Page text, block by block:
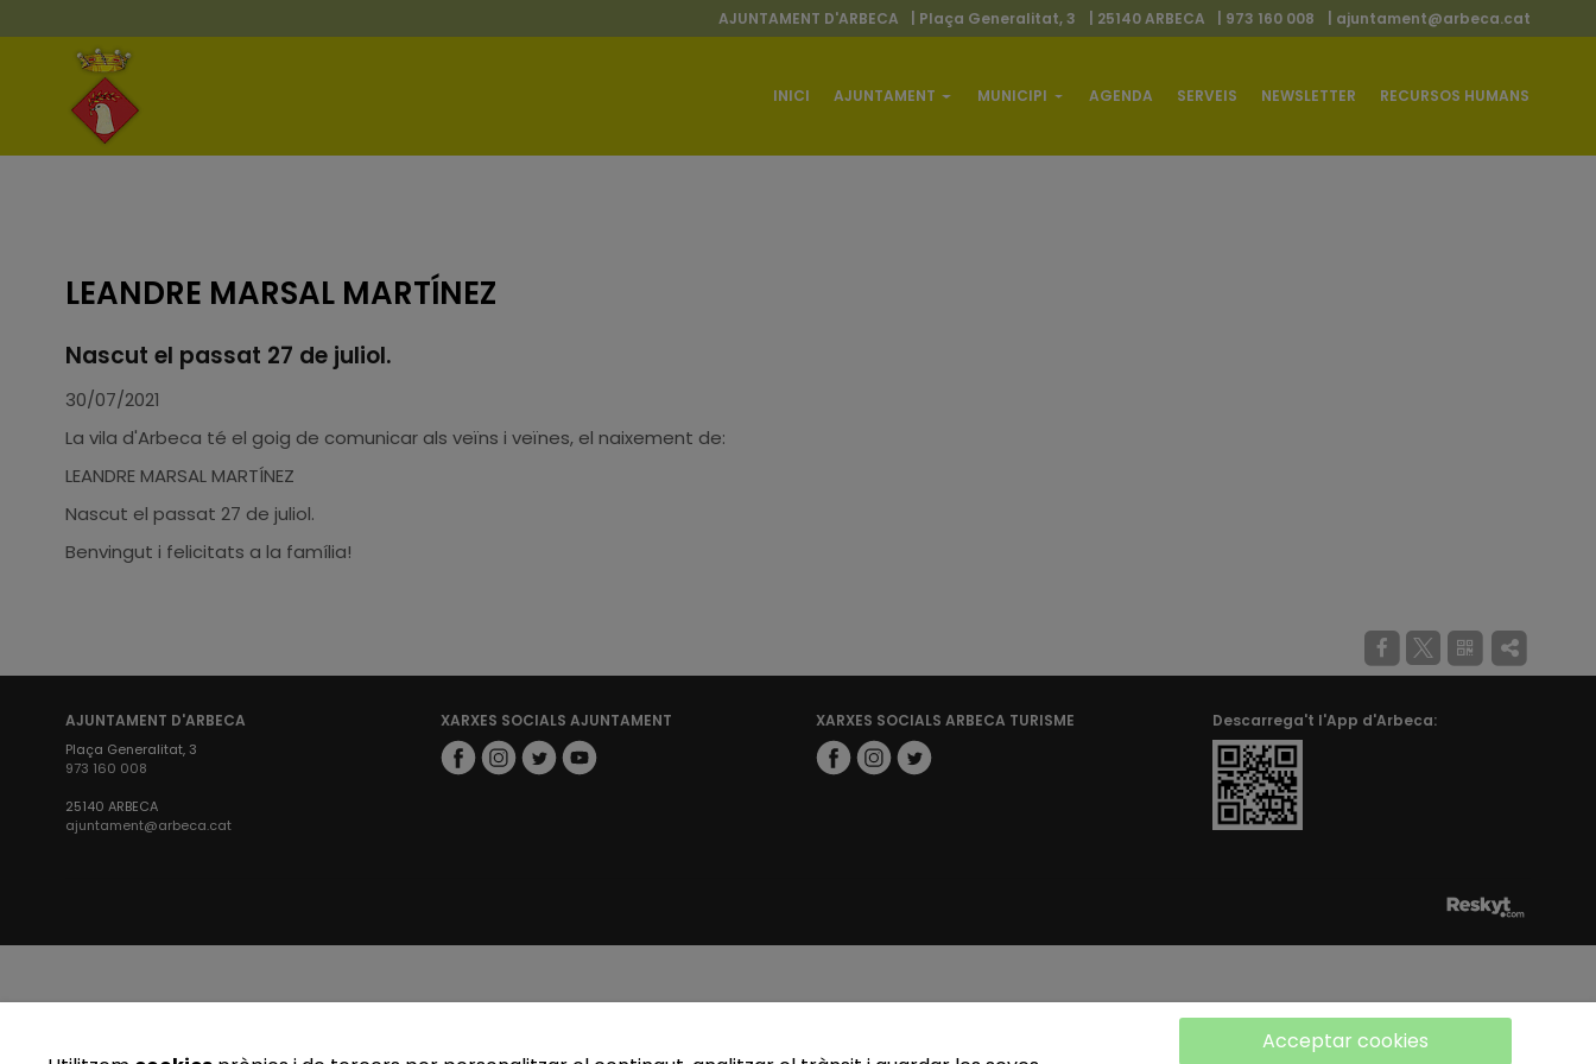
AJUNTAMENT D'ARBECA | Plaça Generalitat, 3 | 25140 ARBECA | 973 160 008 ajuntament@arbeca.cat
INICI AJUNTAMENT MUNICIPI AGENDA SERVEIS NEWSLETTER RECURSOS HUMANS
LEANDRE MARSAL MARTÍNEZ
Nascut el passat 27 de juliol.
30/07/2021
La vila d'Arbeca té el goig de comunicar als veïns i veïnes, el naixement de:
LEANDRE MARSAL MARTÍNEZ
Nascut el passat 27 de juliol.
Benvingut i felicitats a la família!
AJUNTAMENT D'ARBECA
Plaça Generalitat, 3
973 160 008
25140 ARBECA
ajuntament@arbeca.cat
XARXES SOCIALS AJUNTAMENT XARXES SOCIALS ARBECA TURISME Descarrega't l'App d'Arbeca:
Acceptar cookies